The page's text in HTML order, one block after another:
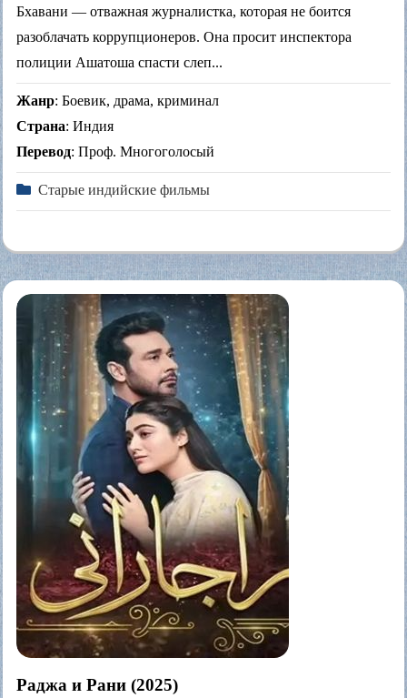
Бхавани — отважная журналистка, которая не боится
разоблачать коррупционеров. Она просит инспектора
полиции Ашатоша спасти слеп...
Жанр: Боевик, драма, криминал
Страна: Индия
Перевод: Проф. Многоголосый
Старые индийские фильмы
Раджа и Рани (2025)